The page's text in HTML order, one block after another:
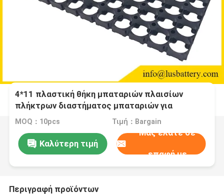
4*11 πλαστική θήκη μπαταριών πλαισίων
πλήκτρων διαστήματος μπαταριών για
18650/32650/21700/26650
MOQ：10pcs Τιμή：Bargain
Καλύτερη τιμή
Μας ελάτε σε
επαφή με
Περιγραφή προϊόντων